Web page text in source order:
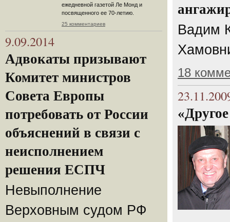
ежедневной газетой Ле Монд и
посвященного ее 70-летию.
25 комментариев
9.09.2014
Адвокаты призывают
Комитет министров
Совета Европы
потребовать от России
объяснений в связи с
неисполнением
решения ЕСПЧ
Невыполнение
Верховным судом РФ
Вадим
18